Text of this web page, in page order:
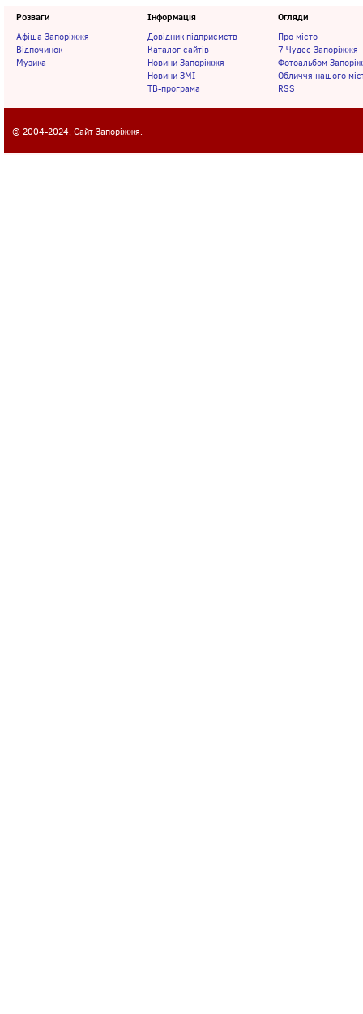
Розваги
Афіша Запоріжжя
Відпочинок
Музика
Інформація
Довідник підприємств
Каталог сайтів
Новини Запоріжжя
Новини ЗМІ
ТВ-програма
Огляди
Про місто
7 Чудес Запоріжжя
Фотоальбом
Обличчя нашого
RSS
© 2004-2024, Сайт Запоріжжя.